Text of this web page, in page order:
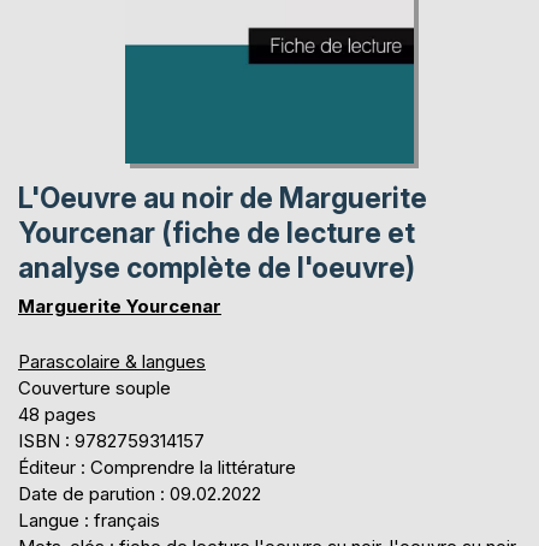
L'Oeuvre au noir de Marguerite
Yourcenar (fiche de lecture et
analyse complète de l'oeuvre)
Marguerite Yourcenar
Parascolaire & langues
Couverture souple
48 pages
ISBN : 9782759314157
Éditeur : Comprendre la littérature
Date de parution : 09.02.2022
Langue : français